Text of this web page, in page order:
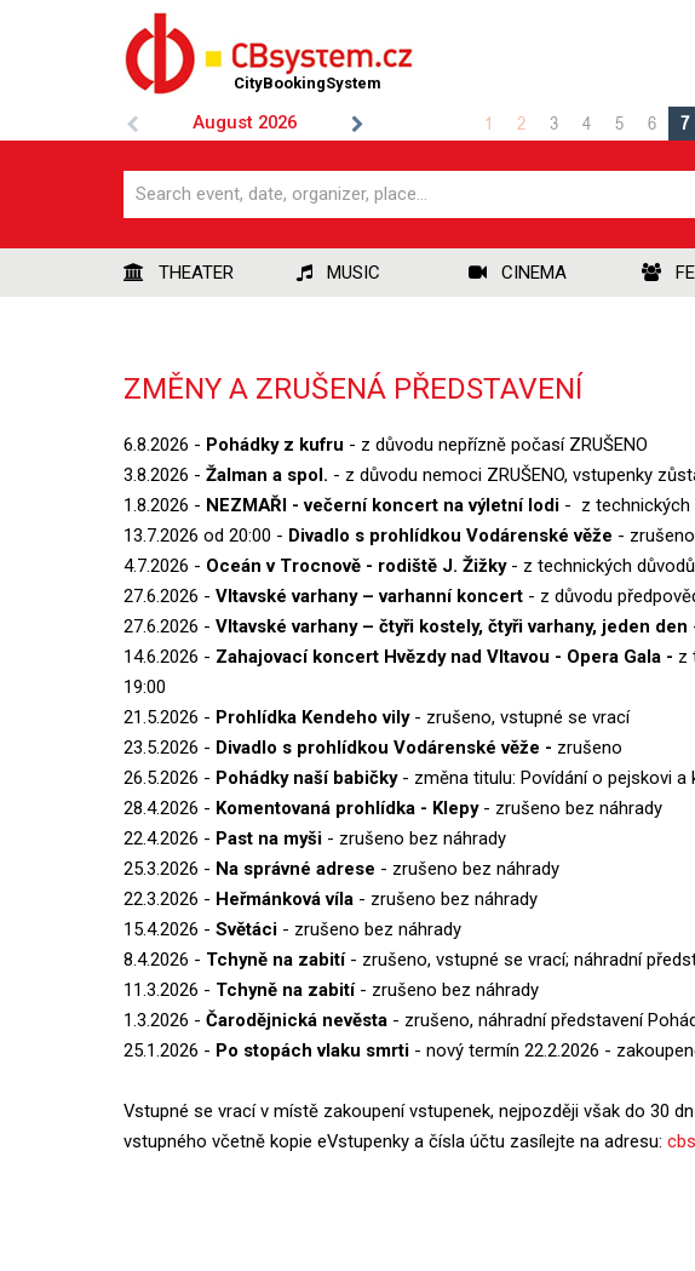
CityBookingSystem
August 2026 1 2 3 4 5 6 7
THEATER MUSIC CINEMA
ZMĚNY A ZRUŠENÁ PŘEDSTAVENÍ
6.8.2026 - Pohádky z kufru - z důvodu nepřízně počasí ZRUŠENO
3.8.2026 - Žalman a spol. - z důvodu nemoci ZRUŠENO, vstupenky
1.8.2026 - NEZMAŘI - večerní koncert na výletní lodi - z technických
13.7.2026 od 20:00 - Divadlo s prohlídkou Vodárenské věže -
4.7.2026 - Oceán v Trocnově - rodiště J. Žižky- z technických důvodů
27.6.2026 - Vltavské varhany – varhanní koncert - z důvodu
27.6.2026 - Vltavské varhany – čtyři kostely, čtyři varhany, jeden den
14.6.2026 - Zahajovací koncert Hvězdy nad Vltavou - Opera Gala - z
19:00
21.5.2026 - Prohlídka Kendeho vily- zrušeno, vstupné se vrací
23.5.2026 - Divadlo s prohlídkou Vodárenské věže - zrušeno
26.5.2026 - Pohádky naší babičky- změna titulu: Povídání o pejskovi
28.4.2026 - Komentovaná prohlídka - Klepy - zrušeno bez náhrady
22.4.2026 - Past na myši - zrušeno bez náhrady
25.3.2026 - Na správné adrese - zrušeno bez náhrady
22.3.2026 - Heřmánková víla - zrušeno bez náhrady
15.4.2026 - Světáci - zrušeno bez náhrady
8.4.2026 - Tchyně na zabití- zrušeno, vstupné se vrací; náhradní
11.3.2026 - Tchyně na zabití- zrušeno bez náhrady
1.3.2026 - Čarodějnická nevěsta - zrušeno, náhradní představení
25.1.2026 - Po stopách vlaku smrti - nový termín 22.2.2026 -
Vstupné se vrací v místě zakoupení vstupenek, nejpozději však do 30
vstupného včetně kopie eVstupenky a čísla účtu zasílejte na adresu: